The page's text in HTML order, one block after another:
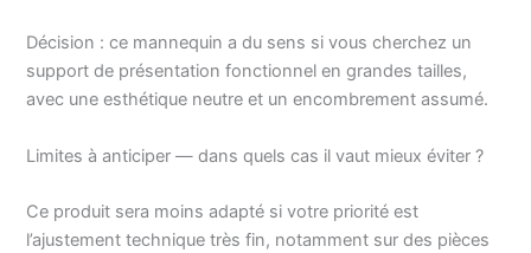
Décision : ce mannequin a du sens si vous cherchez un
support de présentation fonctionnel en grandes tailles,
avec une esthétique neutre et un encombrement assumé.
Limites à anticiper — dans quels cas il vaut mieux éviter ?
Ce produit sera moins adapté si votre priorité est
l’ajustement technique très fin, notamment sur des pièces